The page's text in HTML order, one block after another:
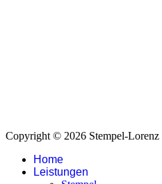
Copyright © 2026 Stempel-Lorenz
Home
Leistungen